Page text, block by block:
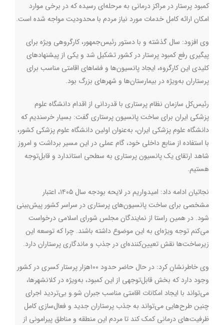
کمبود پرستار در مراکز درمانی به مرحله‌ای رسیده که در برخی موارد
امکان ارائه کامل خدمات مورد نیاز مردم با محدودیت مواجه شده است.
وی افزود: سال گذشته و با دستور رئیس‌جمهور، کارگروهی ویژه برای
پیگیری رفع کمبود پرستار در کشور تشکیل شد و یکی از پیشنهادهای
کلیدی این کارگروه، ایجاد پانسیون‌ها و فضاهای اقامتی مناسب برای
پرستاران به‌ویژه در بیمارستان‌ها و شهرهای بزرگ بود.
رئیس‌کل سازمان نظام پرستاری با قدردانی از اقدام دانشگاه علوم
پزشکی ایران برای ساخت پانسیون پرستاری گفت: بسیار خرسندیم که
دانشگاه علوم پزشکی ایران، به‌عنوان اولین دانشگاه علوم پزشکی کشور،
با استفاده از منابع داخلی خود، گام عملی در این مسیر برداشت و امروز
شاهد ارتقای یک پانسیون پرستاری به سطحی استاندارد و قابل‌توجه
هستیم.
نجاتیان ادامه داد: امیدواریم در لایحه بودجه سال ۱۴۰۵، اعتبار
مشخصی برای ساخت پانسیون‌های پرستاری در سراسر کشور پیش‌بینی
شود. در همین راستا از نمایندگان مجلس شورای اسلامی درخواست
می‌کنم توجه ویژه‌ای به این موضوع داشته باشند. چرا که توسعه این
زیرساخت‌ها نقش تعیین‌کننده‌ای در جذب و ماندگاری پرستاران دارد.
وی خاطرنشان کرد: در حال حاضر حدود ۱۰۰هزار پرستار کسری در کشور
وجود دارد که بخش قابل‌توجهی از این کمبود، به‌ویژه در کلانشهرها،
می‌تواند با ایجاد امکانات اقامتی مناسب جبران شو.و بی‌تردید اجرای
چنین طرح‌هایی می‌تواند به جذب پرستاران جدید و فعال‌سازی کامل
ظرفیت‌های درمانی کمک کند تا مردم این منطقه و مناطق پیرامونی از